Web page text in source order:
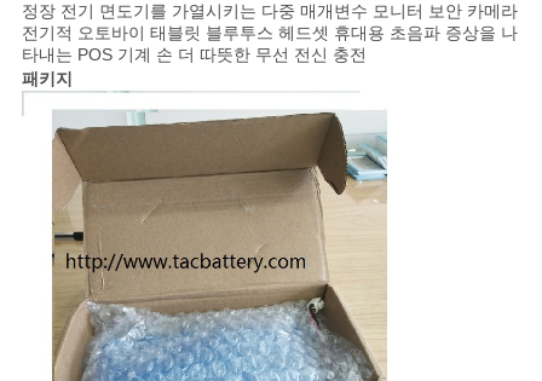
정장 전기 면도기를 가열시키는 다중 매개변수 모니터 보안 카메라
전기적 오토바이 태블릿 블루투스 헤드셋 휴대용 초음파 증상을 나
타내는 POS 기계 손 더 따뜻한 무선 전신 충전
패키지